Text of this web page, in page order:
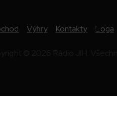
Výhry Kontakty Loga